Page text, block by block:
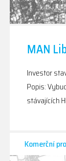
MAN
Investor
Popis:
stávajících
Komerční